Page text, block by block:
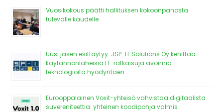
Vuosikokous päätti hallituksen kokoonpanosta
tulevalle kaudelle
Uusi jäsen esittäytyy: JSP-IT Solutions Oy kehittää
käytännönläheisiä IT-ratkaisuja avoimia
teknologioita hyödyntäen
Eurooppalainen Voxit-yhteisö vahvistaa digitaalista
suvereniteettia: yhteinen koodipohja valmis